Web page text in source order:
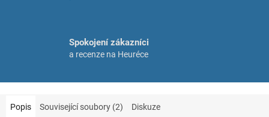
Spokojení zákazníci
a recenze na Heuréce
Popis Související soubory (2) Diskuze